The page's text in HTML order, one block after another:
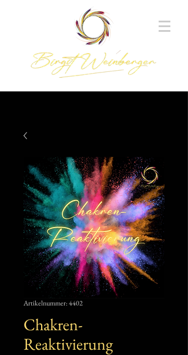
Artikelnummer: 4402
Chakren-
Reaktivierung